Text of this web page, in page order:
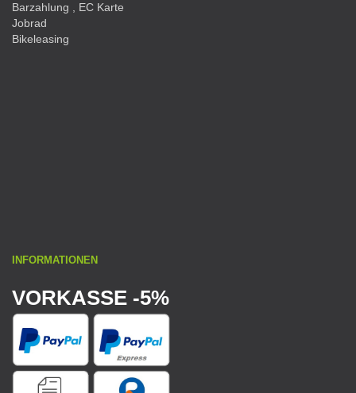
Barzahlung , EC Karte
Jobrad
Bikeleasing
INFORMATIONEN
VORKASSE -5%